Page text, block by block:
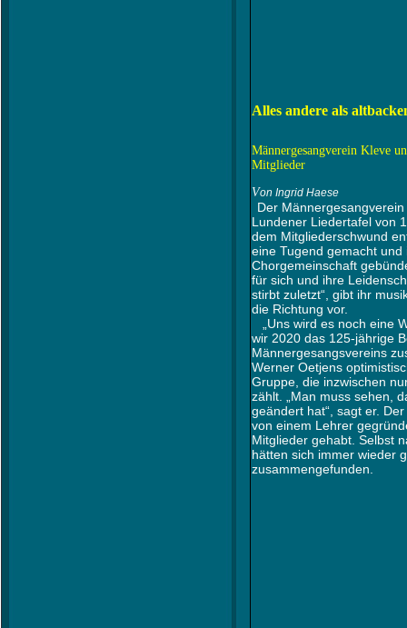
Alles andere als
Männergesangverein Kleve
Mitglieder
Von Ingrid Haese
Der
Lundener Liedertafel von
dem Mitgliederschwund
eine Tugend gemacht
Chorgemeinschaft
für sich und ihre
stirbt zuletzt“, gibt ihr
die Richtung vor.
„Uns wird es noch eine
wir 2020 das 125-jährige
Männergesangsvereins
Werner Oetjens
Gruppe, die inzwischen
zählt. „Man muss sehen,
geändert hat“, sagt er.
von einem Lehrer
Mitglieder gehabt. Selbst
hätten sich immer wieder
zusammengefunden.